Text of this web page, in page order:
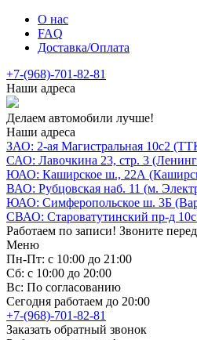
О нас
FAQ
Доставка/Оплата
+7-(968)-701-82-81
Наши адреса
Делаем автомобили лучше!
Наши адреса
ЗАО: 2-ая Магистральная 10с2
САО: Лавочкина 23, стр. 3
ЮАО: Каширское ш., 22А
ВАО: Рубцовская наб. 11 (м.
ЮАО: Симферопольское ш. 3Б
СВАО: Староватутинский пр-д
Работаем по записи! Звоните
Меню
Пн-Пт: с 10:00 до 21:00
Сб: с 10:00 до 20:00
Вс: По согласованию
Сегодня работаем до 20:00
+7-(968)-701-82-81
Заказать обратный звонок